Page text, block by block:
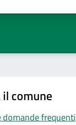
comune
domande frequenti